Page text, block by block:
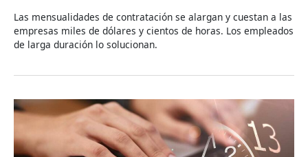
Las mensualidades de contratación se alargan y cuestan a las
empresas miles de dólares y cientos de horas. Los empleados
de larga duración lo solucionan.